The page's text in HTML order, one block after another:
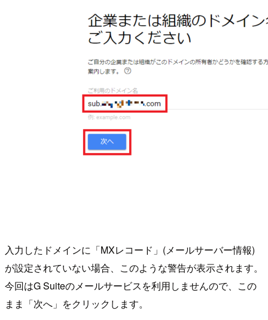
入力したドメインに「MXレコード」(メールサーバー情報)
が設定されていない場合、このような警告が表示されます。
今回はG Suiteのメールサービスを利用しませんので、この
まま「次へ」をクリックします。